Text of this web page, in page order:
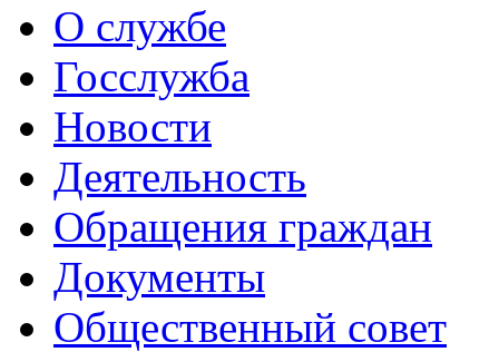
О службе
Госслужба
Новости
Деятельность
Обращения граждан
Документы
Общественный совет